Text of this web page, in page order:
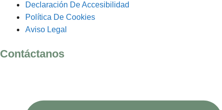
Declaración De Accesibilidad
Política De Cookies
Aviso Legal
Contáctanos